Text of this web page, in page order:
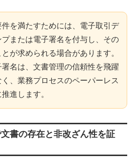
を満たすためには、電子取引デ
または電子署名を付与し、その
が求められる場合があります。
名は、文書管理の信頼性を飛躍
、業務プロセスのペーパーレス
進します。
書の存在と非改ざん性を証